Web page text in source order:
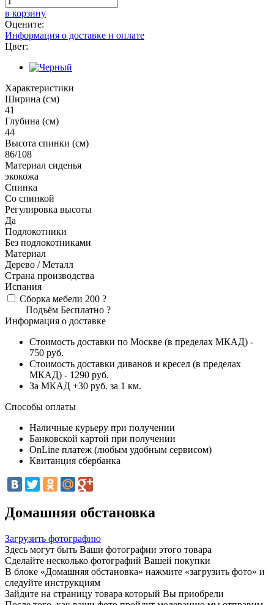
в корзину
Оцените:
Информация о доставке и оплате
Цвет:
Характеристики
Ширина (см)
41
Глубина (см)
44
Высота спинки (см)
86/108
Материал сиденья
экокожа
Спинка
Со спинкой
Регулировка высоты
Да
Подлокотники
Без подлокотниками
Материал
Дерево / Металл
Страна производства
Испания
Сборка мебели 200 ?
Подъём Бесплатно ?
Информация о доставке
Стоимость доставки по Москве (в пределах МКАД) -
750 руб.
Стоимость доставки диванов и кресел (в пределах
МКАД) - 1290 руб.
За МКАД +30 руб. за 1 км.
Способы оплаты
Наличные курьеру при получении
Банковской картой при получении
OnLine платеж (любым удобным сервисом)
Квитанция сбербанка
Домашняя обстановка
Загрузить фотографию
Здесь могут быть Ваши фотографии этого товара
Сделайте несколько фотографий Вашей покупки
В блоке «Домашняя обстановка» нажмите «загрузить фото» и
следуйте инструкциям
Зайдите на страницу товара который Вы приобрели